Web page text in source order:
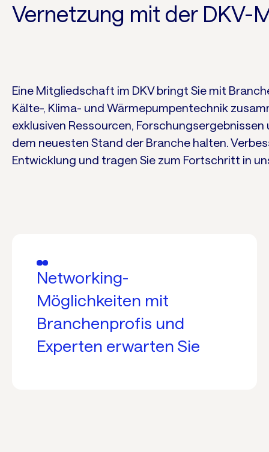
Vernetzung mit der DKV-
Eine Mitgliedschaft im DKV bringt Sie mit
Kälte-, Klima- und Wärmepumpentechnik
exklusiven Ressourcen,
dem neuesten Stand der Branche halten.
Entwicklung und tragen Sie zum Fortschritt in
Networking-
Möglichkeiten mit
Branchenprofis und
Experten erwarten Sie